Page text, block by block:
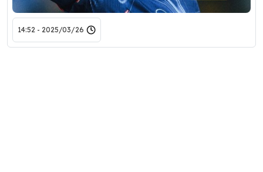
2025/03/26 - 14:52